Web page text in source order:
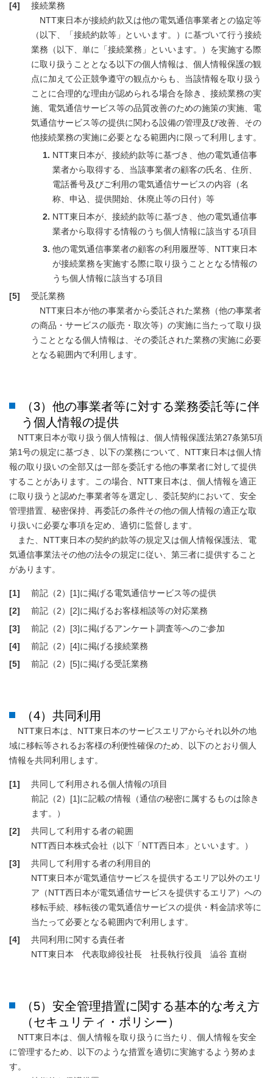
[4]
接続業務
NTT東日本が接続約款又は他の電気通信事業者との協定等
（以下、「接続約款等」といいます。）に基づいて行う接続
業務（以下、単に「接続業務」といいます。）を実施する際
に取り扱うこととなる以下の個人情報は、個人情報保護の観
点に加えて公正競争遵守の観点からも、当該情報を取り扱う
ことに合理的な理由が認められる場合を除き、接続業務の実
施、電気通信サービス等の品質改善のための施策の実施、電
気通信サービス等の提供に関わる設備の管理及び改善、その
他接続業務の実施に必要となる範囲内に限って利用します。
NTT東日本が、接続約款等に基づき、他の電気通信事
業者から取得する、当該事業者の顧客の氏名、住所、
電話番号及びご利用の電気通信サービスの内容（名
称、申込、提供開始、休廃止等の日付）等
NTT東日本が、接続約款等に基づき、他の電気通信事
業者から取得する情報のうち個人情報に該当する項目
他の電気通信事業者の顧客の利用履歴等、NTT東日本
が接続業務を実施する際に取り扱うこととなる情報の
うち個人情報に該当する項目
[5]
受託業務
NTT東日本が他の事業者から委託された業務（他の事業者
の商品・サービスの販売・取次等）の実施に当たって取り扱
うこととなる個人情報は、その委託された業務の実施に必要
となる範囲内で利用します。
（3）他の事業者等に対する業務委託等に伴
う個人情報の提供
NTT東日本が取り扱う個人情報は、個人情報保護法第27条第5項
第1号の規定に基づき、以下の業務について、NTT東日本は個人情
報の取り扱いの全部又は一部を委託する他の事業者に対して提供
することがあります。この場合、NTT東日本は、個人情報を適正
に取り扱うと認めた事業者等を選定し、委託契約において、安全
管理措置、秘密保持、再委託の条件その他の個人情報の適正な取
り扱いに必要な事項を定め、適切に監督します。
また、NTT東日本の契約約款等の規定又は個人情報保護法、電
気通信事業法その他の法令の規定に従い、第三者に提供すること
があります。
[1]
前記（2）[1]に掲げる電気通信サービス等の提供
[2]
前記（2）[2]に掲げるお客様相談等の対応業務
[3]
前記（2）[3]に掲げるアンケート調査等へのご参加
[4]
前記（2）[4]に掲げる接続業務
[5]
前記（2）[5]に掲げる受託業務
（4）共同利用
NTT東日本は、NTT東日本のサービスエリアからそれ以外の地
域に移転等されるお客様の利便性確保のため、以下のとおり個人
情報を共同利用します。
[1]
共同して利用される個人情報の項目
前記（2）[1]に記載の情報（通信の秘密に属するものは除き
ます。）
[2]
共同して利用する者の範囲
NTT西日本株式会社（以下「NTT西日本」といいます。）
[3]
共同して利用する者の利用目的
NTT東日本が電気通信サービスを提供するエリア以外のエリ
ア（NTT西日本が電気通信サービスを提供するエリア）への
移転手続、移転後の電気通信サービスの提供・料金請求等に
当たって必要となる範囲内で利用します。
[4]
共同利用に関する責任者
NTT東日本 代表取締役社長 社長執行役員 澁谷 直樹
（5）安全管理措置に関する基本的な考え方
（セキュリティ・ポリシー）
NTT東日本は、個人情報を取り扱うに当たり、個人情報を安全
に管理するため、以下のような措置を適切に実施するよう努めま
す。